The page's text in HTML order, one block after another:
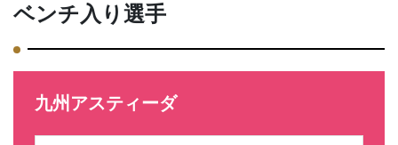
ベンチ入り選手
九州アスティーダ